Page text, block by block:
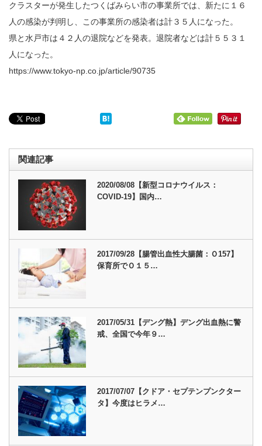
クラスターが発生したつくばみらい市の事業所では、新たに１６
人の感染が判明し、この事業所の感染者は計３５人になった。
県と水戸市は４２人の退院などを発表。退院者などは計５５３１
人になった。
https://www.tokyo-np.co.jp/article/90735
関連記事
2020/08/08【新型コロナウイルス：
COVID-19】国内…
2017/09/28【腸管出血性大腸菌：Ｏ157】
保育所でＯ１５…
2017/05/31【デング熱】デング出血熱に警
戒、全国で今年９…
2017/07/07【クドア・セプテンプンクター
タ】今度はヒラメ…